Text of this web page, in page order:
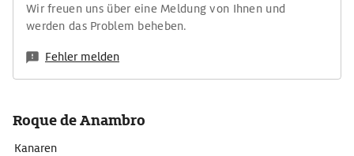
Wir freuen uns über eine Meldung von Ihnen und
werden das Problem beheben.
Fehler melden
Roque de Anambro
Kanaren